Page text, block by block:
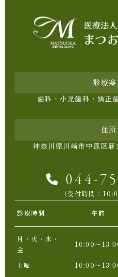
診療案
歯科・小児歯科・矯正
住所
神奈川県川崎市中原区
044-
（受付時間：
診療時間 午前
月・火・水・
金
10:00〜
土曜 10:00〜